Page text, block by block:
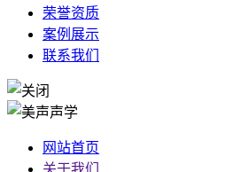
荣誉资质
案例展示
联系我们
网站首页
关于我们